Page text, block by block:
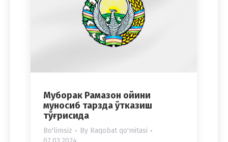
Муборак Рамазон ойини
муносиб тарзда ўтказиш
тўғрисида
Bo'limsiz By Raqobat qo'mitasi